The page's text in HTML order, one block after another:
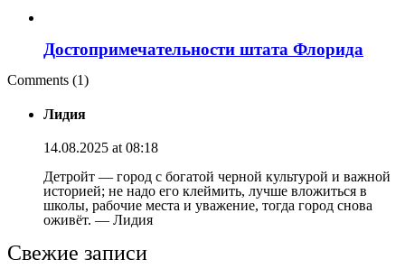
Достопримечательности штата Флорида
Comments (1)
Лидия
14.08.2025 at 08:18
Детройт — город с богатой черной культурой и важной
историей; не надо его клеймить, лучше вложиться в
школы, рабочие места и уважение, тогда город снова
оживёт. — Лидия
Свежие записи